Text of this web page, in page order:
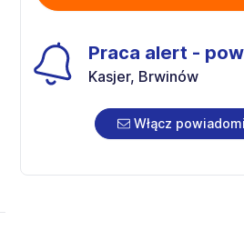
Praca alert -
Kasjer, Brwinów
Włącz